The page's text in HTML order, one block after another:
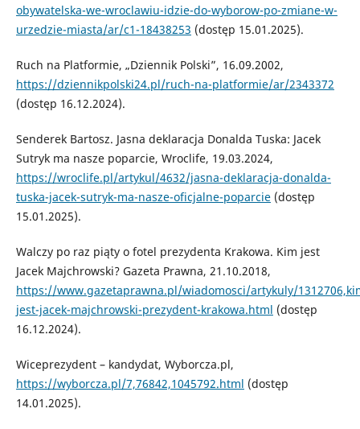
obywatelska-we-wroclawiu-idzie-do-wyborow-po-zmiane-w-
urzedzie-miasta/ar/c1-18438253 (dostęp 15.01.2025).
Ruch na Platformie, „Dziennik Polski”, 16.09.2002,
https://dziennikpolski24.pl/ruch-na-platformie/ar/2343372
(dostęp 16.12.2024).
Senderek Bartosz. Jasna deklaracja Donalda Tuska: Jacek
Sutryk ma nasze poparcie, Wroclife, 19.03.2024,
https://wroclife.pl/artykul/4632/jasna-deklaracja-donalda-
tuska-jacek-sutryk-ma-nasze-oficjalne-poparcie(dostęp
15.01.2025).
Walczy po raz piąty o fotel prezydenta Krakowa. Kim jest
Jacek Majchrowski? Gazeta Prawna, 21.10.2018,
https://www.gazetaprawna.pl/wiadomosci/artykuly/
jest-jacek-majchrowski-prezydent-krakowa.html (dostęp
16.12.2024).
Wiceprezydent – kandydat, Wyborcza.pl,
https://wyborcza.pl/7,76842,1045792.html (dostęp
14.01.2025).